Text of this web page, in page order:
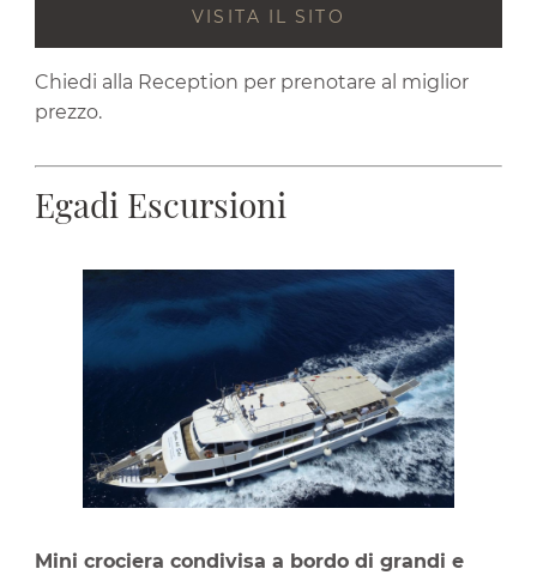
VISITA IL SITO
Chiedi alla Reception per prenotare al miglior
prezzo.
Egadi Escursioni
Mini crociera condivisa a bordo di grandi e